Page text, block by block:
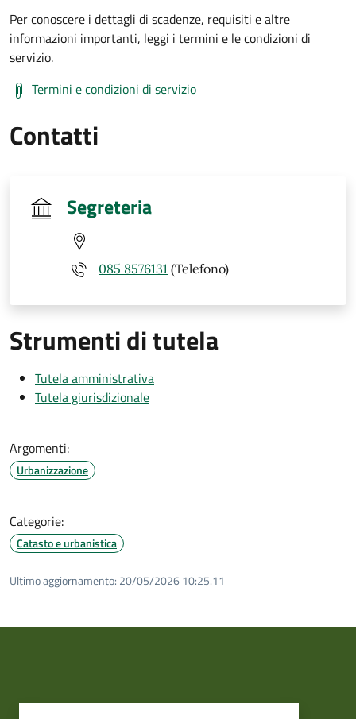
Per conoscere i dettagli di scadenze, requisiti e altre
informazioni importanti, leggi i termini e le condizioni di
servizio.
Termini e condizioni di servizio
Contatti
Segreteria
085 8576131 (Telefono)
Strumenti di tutela
Tutela amministrativa
Tutela giurisdizionale
Argomenti:
Urbanizzazione
Categorie:
Catasto e urbanistica
Ultimo aggiornamento: 20/05/2026 10:25.11